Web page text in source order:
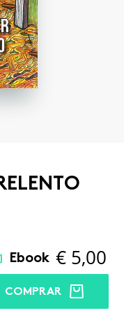
Ebook € 5,00
COMPRAR